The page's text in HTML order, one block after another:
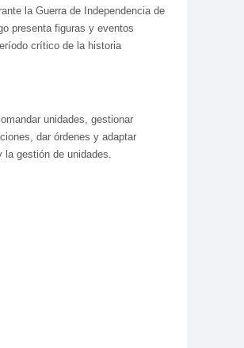
la Guerra de Independencia de
presenta figuras y eventos
crítico de la historia
unidades, gestionar
dar órdenes y adaptar
gestión de unidades.